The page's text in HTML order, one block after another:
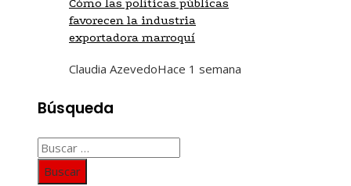
Cómo las políticas públicas
favorecen la industria
exportadora marroquí
Claudia AzevedoHace 1 semana
Búsqueda
Buscar: